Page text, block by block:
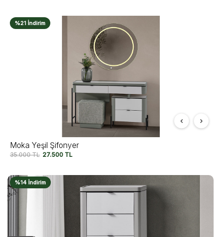
%21 İndirim
Moka Yeşil Şifonyer
35.000TL 27.500 TL
%14 İndirim